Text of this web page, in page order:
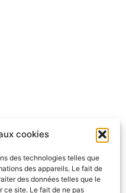
cookies
des technologies telles que
des appareils. Le fait de
des données telles que le
ce site. Le fait de ne pas